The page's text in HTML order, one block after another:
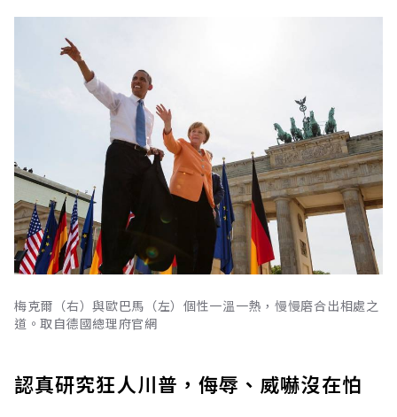
梅克爾（右）與歐巴馬（左）個性一溫一熱，慢慢磨合出相處之
道。取自德國總理府官網
認真研究狂人川普，侮辱、威嚇沒在怕